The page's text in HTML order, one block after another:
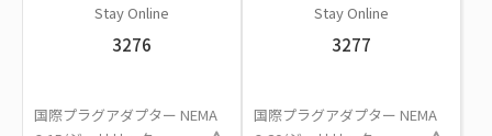
Stay Online
3276
国際プラグアダプター NEMA
Stay Online
3277
国際プラグアダプター NEMA